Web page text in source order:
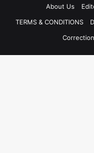
About Us
TERMS & CONDITIONS